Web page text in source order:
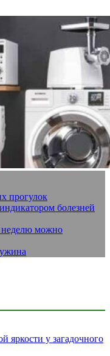
прогулок
болезней
неделю можно
яркости у загадочного